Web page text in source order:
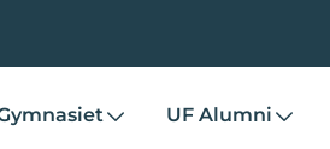
UF Alumni